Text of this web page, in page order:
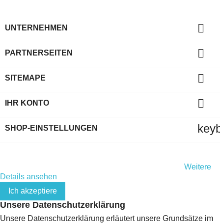
UNTERNEHMEN 
PARTNERSEITEN 
SITEMAPE 
IHR KONTO 
SHOP-EINSTELLUNGEN
Weitere
Details ansehen
Ich akzeptiere
Unsere Datenschutzerklärung
Unsere Datenschutzerklärung erläutert unsere Grundsätze im